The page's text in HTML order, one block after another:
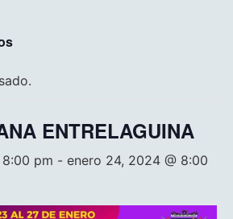
ENTRELAGUINA
pm - enero 24, 2024 @ 8:00